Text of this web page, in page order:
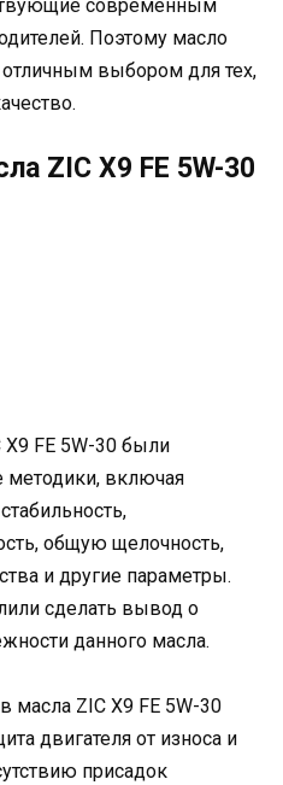
современным
Поэтому масло
отличным выбором для тех,
ZIC X9 FE 5W-30
X9 FE 5W-30 были
методики, включая
общую щелочность,
и другие параметры.
сделать вывод о
данного масла.
ZIC X9 FE 5W-30
двигателя от износа и
присадок